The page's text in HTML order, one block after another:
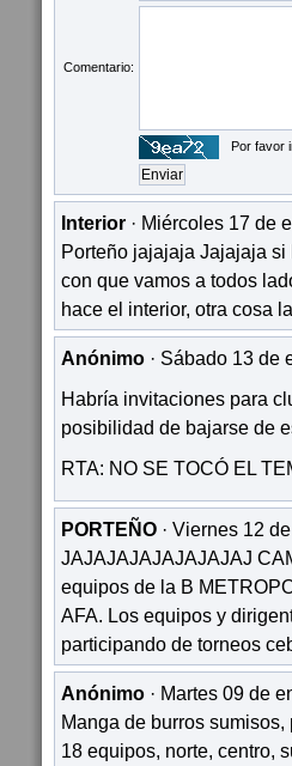
Comentario:
Por favor
Interior · Miércoles 17 de
Porteño jajajaja Jajajaja
con que vamos a todos
hace el interior, otra cosa
Anónimo · Sábado 13 de
Habría invitaciones para
posibilidad de bajarse de
RTA: NO SE TOCÓ EL
PORTEÑO · Viernes 12
JAJAJAJAJAJAJAJAJ
equipos de la B
AFA. Los equipos y
participando de torneos
Anónimo · Martes 09 de
Manga de burros
18 equipos, norte, centro,